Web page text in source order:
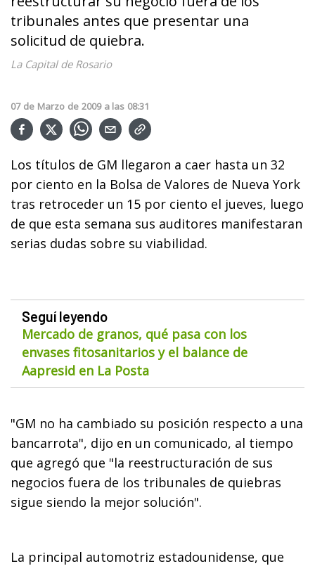
tribunales antes que presentar una
solicitud de quiebra.
La Capital de Rosario
07 de Marzo de 2009 a las 08:31
Los títulos de GM llegaron a caer hasta un 32
por ciento en la Bolsa de Valores de Nueva York
tras retroceder un 15 por ciento el jueves, luego
de que esta semana sus auditores manifestaran
serias dudas sobre su viabilidad.
Seguí leyendo
Mercado de granos, qué pasa con los
envases fitosanitarios y el balance de
Aapresid en La Posta
"GM no ha cambiado su posición respecto a una
bancarrota", dijo en un comunicado, al tiempo
que agregó que "la reestructuración de sus
negocios fuera de los tribunales de quiebras
sigue siendo la mejor solución".
La principal automotriz estadounidense, que